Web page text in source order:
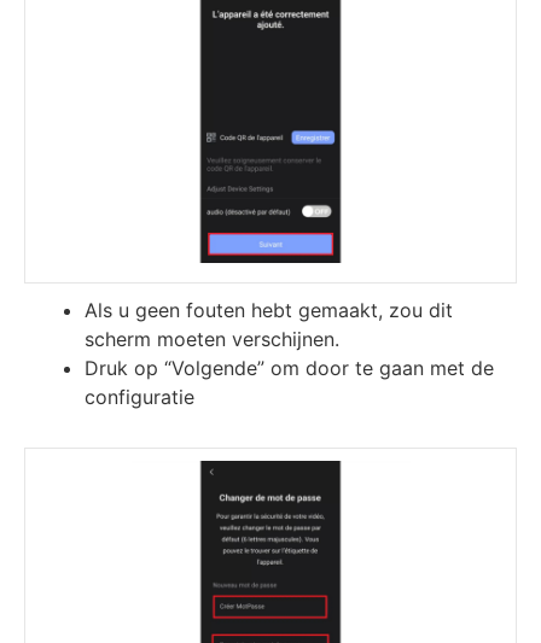
Als u geen fouten hebt gemaakt, zou dit
scherm moeten verschijnen.
Druk op “Volgende” om door te gaan met de
configuratie